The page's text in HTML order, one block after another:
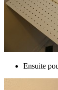
Ensuite